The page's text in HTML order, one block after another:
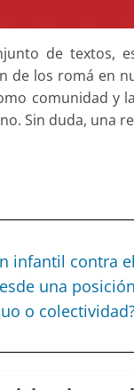
de textos,
de los romá en
comunidad y
Sin duda, una
infantil contra el
una posición
o